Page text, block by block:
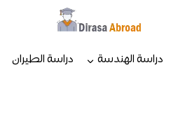
دراسة الهندسة دراسة الطيران